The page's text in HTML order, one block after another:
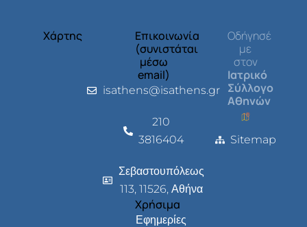
Χάρτης
Επικοινωνία
(συνιστάται
μέσω
email)
isathens@isathens.gr
210
3816404
Σεβαστουπόλεως
113, 11526, Αθήνα
Χρήσιμα
Εφημερίες
Οδήγησέ
με
στον
Ιατρικό
Σύλλογο
Αθηνών
Sitemap